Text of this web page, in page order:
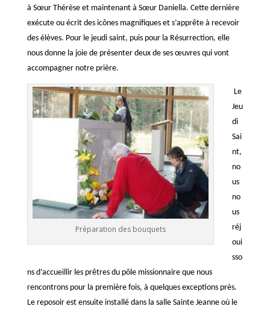
à Sœur Thérèse et maintenant à Sœur Daniella. Cette dernière
exécute ou écrit des icônes magnifiques et s’apprête à recevoir
des élèves. Pour le jeudi saint, puis pour la Résurrection, elle
nous donne la joie de présenter deux de ses œuvres qui vont
accompagner notre prière.
Préparation des bouquets
Le
Jeu
di
Sai
nt,
no
us
no
us
réj
oui
sso
ns d’accueillir les prêtres du pôle missionnaire que nous
rencontrons pour la première fois, à quelques exceptions près.
Le reposoir est ensuite installé dans la salle Sainte Jeanne où le